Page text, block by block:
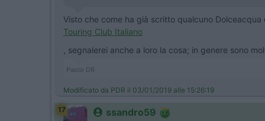
Visto che come ha già scritto qualcuno
Touring Club Italiano
, segnalerei anche a loro la cosa; in genere sono
Paolo DR
Modificato da PDR il 03/01/2019 alle 15:26:19
17 ssandro59